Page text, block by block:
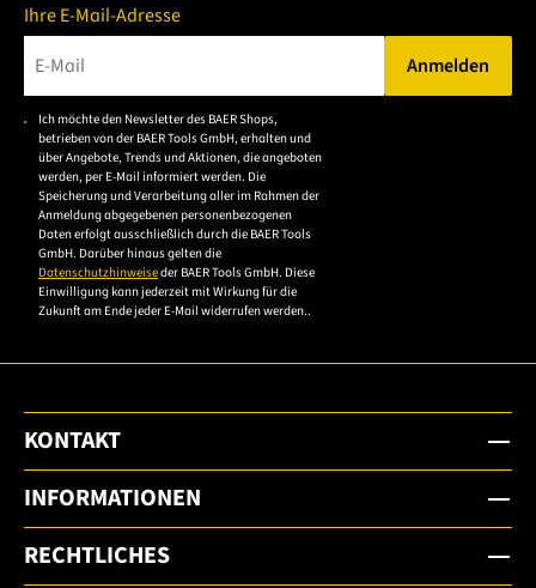
Ihre E-Mail-Adresse
Bitte geben Sie eine gültige E-Mail-Adresse ein.
Anmelden
Ich möchte den Newsletter des BAER Shops,
betrieben von der BAER Tools GmbH, erhalten und
über Angebote, Trends und Aktionen, die angeboten
werden, per E-Mail informiert werden. Die
Speicherung und Verarbeitung aller im Rahmen der
Anmeldung abgegebenen personenbezogenen
Daten erfolgt ausschließlich durch die BAER Tools
GmbH. Darüber hinaus gelten die
Datenschutzhinweiseder BAER Tools GmbH. Diese
Einwilligung kann jederzeit mit Wirkung für die
Zukunft am Ende jeder E-Mail widerrufen werden..
KONTAKT
INFORMATIONEN
RECHTLICHES